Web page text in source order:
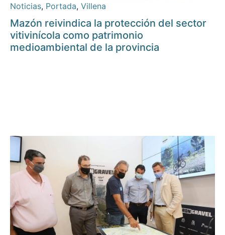
Noticias, Portada, Villena
Mazón reivindica la protección del sector
vitivinícola como patrimonio
medioambiental de la provincia